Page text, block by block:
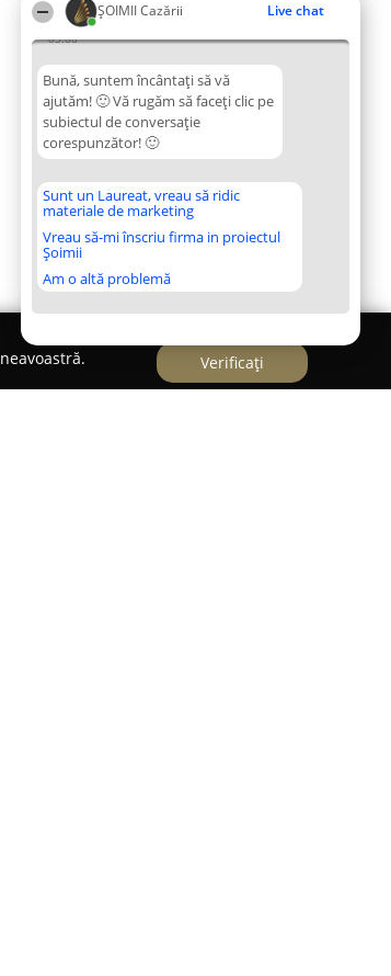
ȘOIMII Cazării Live chat
03:08
Bună, suntem încântați să vă
ajutăm! 🙂 Vă rugăm să faceți clic pe
subiectul de conversație
corespunzător! 🙂
Sunt un Laureat, vreau să ridic
materiale de marketing
Vreau să-mi înscriu firma in proiectul
Șoimii
Am o altă problemă
Verificați